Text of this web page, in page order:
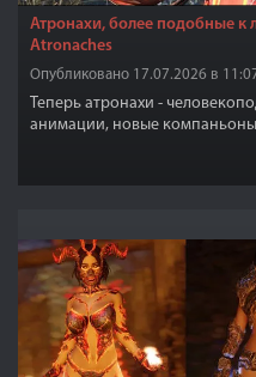
Атронахи, более подобные
Atronaches
Опубликовано 17.07.2026 в
Теперь атронахи -
анимации, новые